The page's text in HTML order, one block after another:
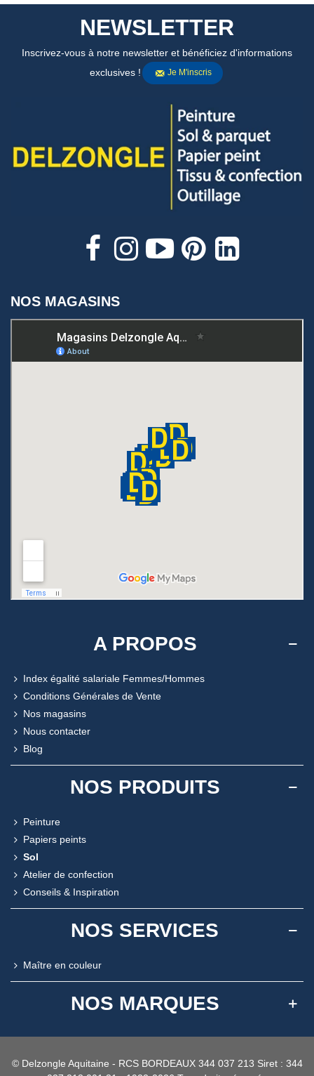
NEWSLETTER
Inscrivez-vous à notre newsletter et bénéficiez d'informations
exclusives !
Je M'inscris
NOS MAGASINS
A PROPOS
Index égalité salariale Femmes/Hommes
Conditions Générales de Vente
Nos magasins
Nous contacter
Blog
NOS PRODUITS
Peinture
Papiers peints
Sol
Atelier de confection
Conseils & Inspiration
NOS SERVICES
Maître en couleur
NOS MARQUES
© Delzongle Aquitaine - RCS BORDEAUX 344 037 213 Siret : 344